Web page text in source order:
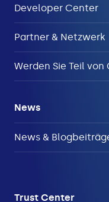
Developer Center
Partner & Netzwerk
Werden Sie Teil von
News
News &
Trust Center